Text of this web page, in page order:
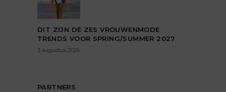
DIT ZIJN DÉ ZES VROUWENMODE
TRENDS VOOR SPRING/SUMMER 2027
3 augustus 2026
PARTNERS